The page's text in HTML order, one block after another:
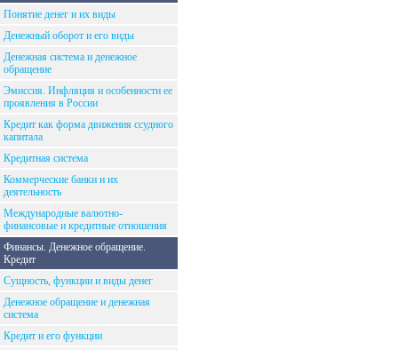
Понятие денег и их виды
Денежный оборот и его виды
Денежная система и денежное
обращение
Эмиссия. Инфляция и особенности ее
проявления в России
Кредит как форма движения ссудного
капитала
Кредитная система
Коммерческие банки и их
деятельность
Международные валютно-
финансовые и кредитные отношения
Финансы. Денежное обращение.
Кредит
Сущность, функции и виды денег
Денежное обращение и денежная
система
Кредит и его функции